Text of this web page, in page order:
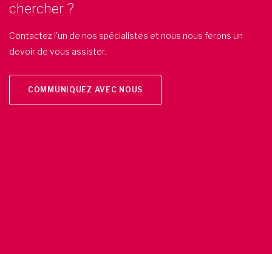
chercher ?
Contactez l'un de nos spécialistes et nous nous ferons un
devoir de vous assister.
COMMUNIQUEZ AVEC NOUS